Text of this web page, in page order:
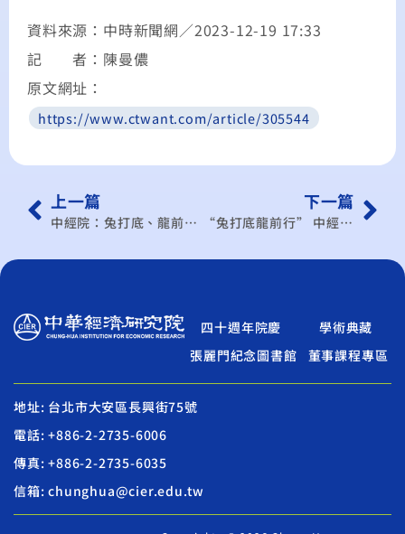
資料來源：中時新聞網／2023-12-19 17:33
記 者：陳曼儂
原文網址：
https://www.ctwant.com/article/305544
上一篇
中經院：兔打底、龍前行 2024年製造業營運展望轉佳
下一篇
“兔打底龍前行” 中經院看製造業2024迎春燕
四十週年院慶
學術典藏
張麗門紀念圖書館
董事課程專區
地址: 台北市大安區長興街75號
電話: +886-2-2735-6006
傳真: +886-2-2735-6035
信箱: chunghua@cier.edu.tw